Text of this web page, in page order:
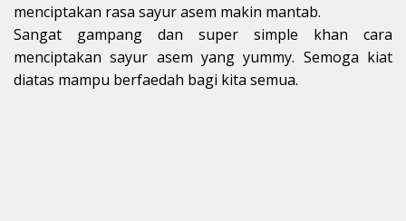
menciptakan rasa sayur asem makin mantab.
Sangat gampang dan super simple khan cara
menciptakan sayur asem yang yummy. Semoga kiat
diatas mampu berfaedah bagi kita semua.